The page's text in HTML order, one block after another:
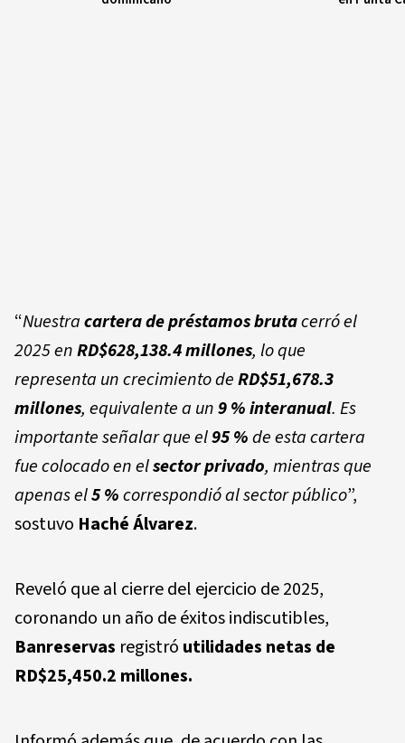
“Nuestracartera de préstamos brutacerró el
2025 enRD$628,138.4 millones, lo que
representa un crecimiento deRD$51,678.3
millones, equivalente a un9 % interanual. Es
importante señalar que el95 %de esta cartera
fue colocado en elsector privado, mientras que
apenas el5 %correspondió al sector público”,
sostuvo Haché Álvarez.
Reveló que al cierre del ejercicio de 2025,
coronando un año de éxitos indiscutibles,
Banreservas registró utilidades netas de
RD$25,450.2 millones.